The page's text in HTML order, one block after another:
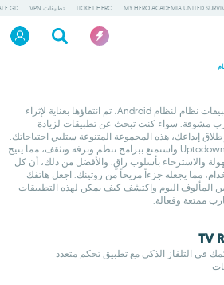
MY HERO ACADEMIA UNITED
TICKET HERO تطبيقات VPN GD
استكشف مجموعة مميزة من تطبيقات نظام لنظام Android، تم انتقاؤها بعناية لإثراء
مشوقة. سواء كنت تبحث عن تطبيقات لزيادة
إبداعك، هذه المجموعة المتنوعة ستلبي احتياجاتك.
قم بتنزيل التطبيقات عن طريق Uptodown واستمتع ببرامج تنظم وترفه وتثقف، مما يتيح
والاسترخاء بأسلوب راقٍ. والأفضل من ذلك، أن كل
مما يجعله جزءاً مريحاً من روتينك. اجعل هاتفك
المألوف اليوم واكتشف كيف يمكن لهذه التطبيقات
ممتعة وفعالة.
TV
في التلفاز الذكي مع تطبيق تحكم متعدد